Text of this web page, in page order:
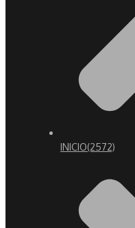
INICIO(2572)